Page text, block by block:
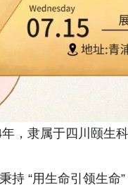
，隶属于四川颐生
持 “用生命引领生